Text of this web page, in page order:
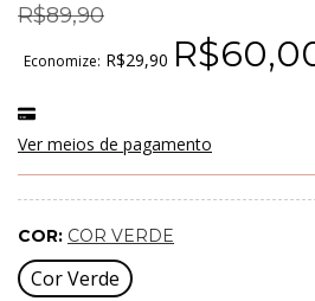
R$89,90
Economize: R$29,90
Ver meios de pagamento
COR: COR VERDE
Cor Verde